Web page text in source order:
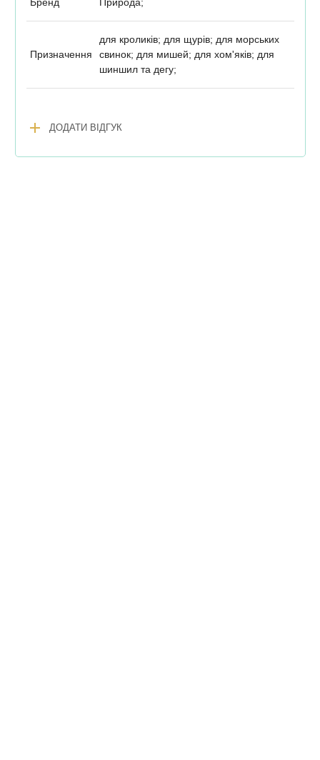
Призначення
для кроликів; для щурів; для морських
свинок; для мишей; для хом'яків; для
шиншил та дегу;
add ДОДАТИ ВІДГУК